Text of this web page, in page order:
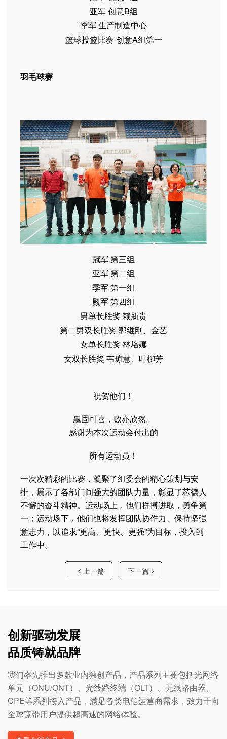
亚军 创意B组
季军 生产制造中心
篮球投篮比赛 创意A组第一
羽毛球赛
冠军 第三组
亚军 第二组
季军 第一组
殿军 第四组
男单长胜奖 赖新贵
第二男双长胜奖 郭继刚、金艺
女单长胜奖 林培娜
女双长胜奖 韦琼慧、叶柳芳
祝贺他们！
赢固可喜，败亦欣然。
感谢为本次运动会付出的
所有运动员！
一次次精彩的比赛，凝聚了组委会的精心策划与安
排，展示了各部门间强大的团队力量，彰显了芯德人
不懈的奋斗精神。运动场上，他们拼搏进取，勇争第
一；运动场下，他们也将发挥团队协作力、保持坚强
意志力，以追求“更高、更快、更强”为目标，投入到
工作中。
上一篇 下一篇
创新驱动发展
品质铸就品牌
我们率先推出多款业内独创产品，产品系列主要包括光网络
单元（ONU/ONT）、光线路终端（OLT）、无线路由器、
CPE等系列接入产品，满足各类电信运营商需求，致力于向
全球宽带用户提供超高速的网络体验。